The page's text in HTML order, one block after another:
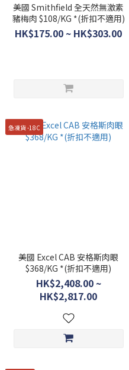
美國 Smithfield 全天然無激素
豬梅肉 $108/KG *(折扣不適用)
HK$175.00 ~ HK$303.00
急凍貨 -18C
美國 Excel CAB 安格斯肉眼
$368/KG *(折扣不適用)
HK$2,408.00 ~
HK$2,817.00